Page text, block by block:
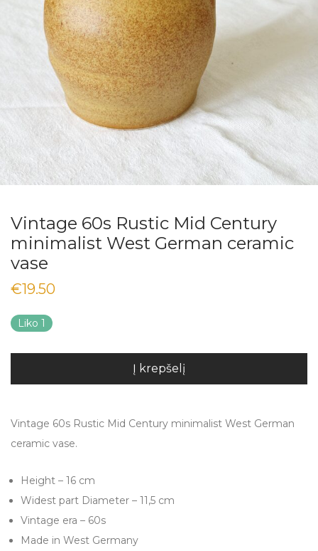
Vintage 60s Rustic Mid Century
minimalist West German ceramic
vase
€19.50
Liko 1
Į krepšelį
Vintage 60s Rustic Mid Century minimalist West German
ceramic vase.
Height – 16 cm
Widest part Diameter – 11,5 cm
Vintage era – 60s
Made in West Germany